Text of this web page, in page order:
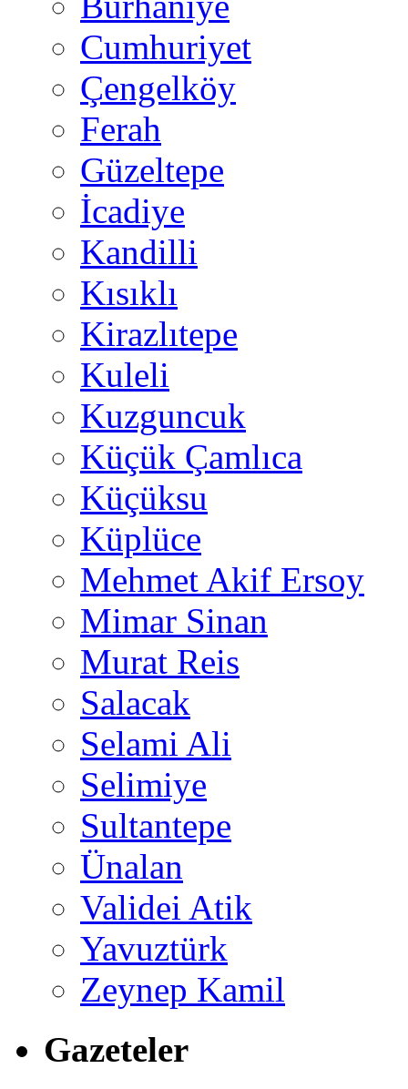
Cumhuriyet
Çengelköy
Ferah
Güzeltepe
İcadiye
Kandilli
Kısıklı
Kirazlıtepe
Kuleli
Kuzguncuk
Küçük Çamlıca
Küçüksu
Küplüce
Mehmet Akif Ersoy
Mimar Sinan
Murat Reis
Salacak
Selami Ali
Selimiye
Sultantepe
Ünalan
Validei Atik
Yavuztürk
Zeynep Kamil
Gazeteler